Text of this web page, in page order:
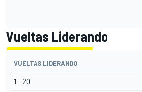
Vueltas Liderando
VUELTAS LIDERANDO
1 - 20